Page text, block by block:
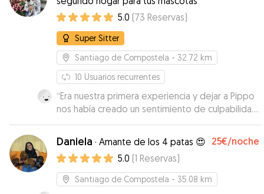
5.0 (73 Reservas)
Super Sitter
Santiago de Compostela - 32.72 km
10 Usuarios recurrentes
“Era nuestra primera experiencia y dejar a Pippo
nos había creado un sentimiento de culpabilidad
y abandono muy grande, pero con las fotos y
vídeos que íbamos recibiendo nos sentíamos
cada vez más tranquilos. Cuando lo recogimos y
conocimos a Maria nos dimos cuenta de lo a
gusto que había estado y lo bien cuidado.
También gracias a su marido que nos recibió y
Daniela · Amante de los 4 patas 😍 25€/noche
5.0 (1 Reservas)
Santiago de Compostela - 35.08 km